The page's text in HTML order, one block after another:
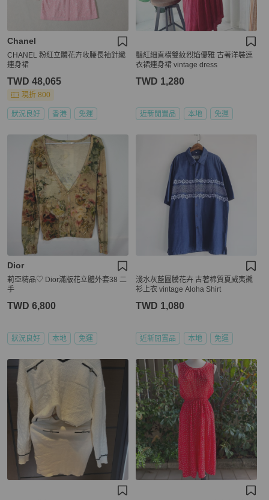
Chanel
CHANEL 粉紅立體花卉收腰長袖針織
連身裙
TWD 48,065
現折 800
狀況良好 香港 免運
豔紅細直橫雙紋烈焰優雅 古著洋裝連
衣裙連身裙 vintage dress
TWD 1,280
近新閒置品 本地 免運
Dior
莉亞精品♡ Dior滿版花立體外套38 二
手
TWD 6,800
狀況良好 本地 免運
淺水灰藍圖騰花卉 古著棉質夏威夷襯
衫上衣 vintage Aloha Shirt
TWD 1,080
近新閒置品 本地 免運